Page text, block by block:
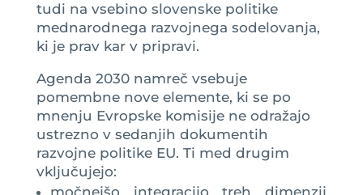
tudi na vsebino slovenske politike
mednarodnega razvojnega sodelovanja,
ki je prav kar v pripravi.
Agenda 2030 namreč vsebuje
pomembne nove elemente, ki se po
mnenju Evropske komisije ne odražajo
ustrezno v sedanjih dokumentih
razvojne politike EU. Ti med drugim
vključujejo: